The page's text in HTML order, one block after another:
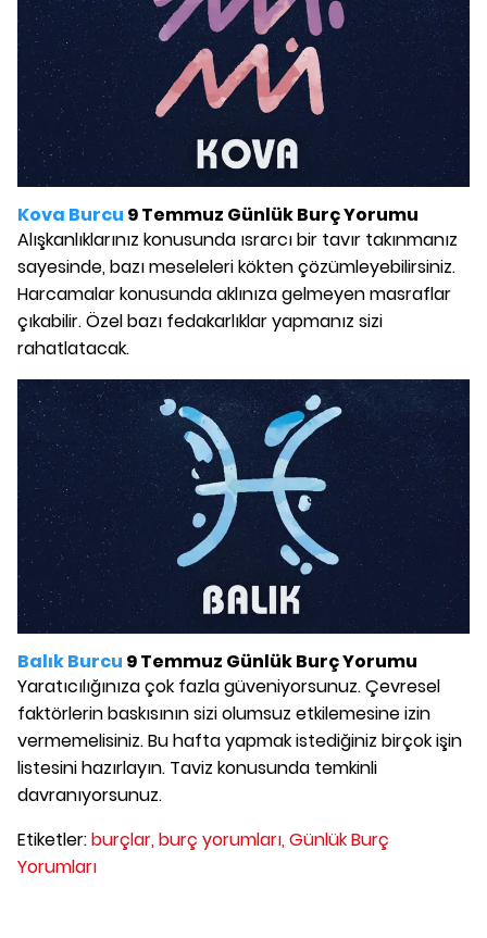
Kova Burcu 9 Temmuz Günlük Burç Yorumu
Alışkanlıklarınız konusunda ısrarcı bir tavır takınmanız
sayesinde, bazı meseleleri kökten çözümleyebilirsiniz.
Harcamalar konusunda aklınıza gelmeyen masraflar
çıkabilir. Özel bazı fedakarlıklar yapmanız sizi
rahatlatacak.
Balık Burcu 9 Temmuz Günlük Burç Yorumu
Yaratıcılığınıza çok fazla güveniyorsunuz. Çevresel
faktörlerin baskısının sizi olumsuz etkilemesine izin
vermemelisiniz. Bu hafta yapmak istediğiniz birçok işin
listesini hazırlayın. Taviz konusunda temkinli
davranıyorsunuz.
Etiketler:burçlar, burç yorumları, Günlük Burç
Yorumları